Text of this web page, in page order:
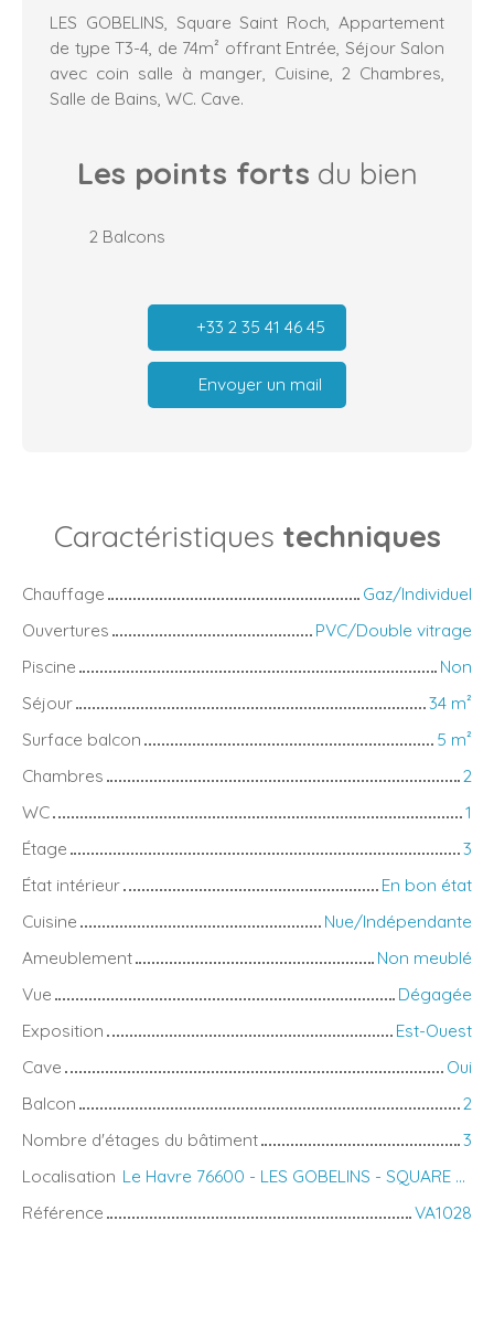
LES GOBELINS, Square Saint Roch, Appartement
de type T3-4, de 74m² offrant Entrée, Séjour Salon
avec coin salle à manger, Cuisine, 2 Chambres,
Salle de Bains, WC. Cave.
Les points forts du bien
2 Balcons
+33 2 35 41 46 45
Envoyer un mail
Caractéristiques techniques
Chauffage
Gaz/Individuel
Ouvertures
PVC/Double vitrage
Piscine
Non
Séjour
34 m²
Surface balcon
5 m²
Chambres
2
WC
1
Étage
3
État intérieur
En bon état
Cuisine
Nue/Indépendante
Ameublement
Non meublé
Vue
Dégagée
Exposition
Est-Ouest
Cave
Oui
Balcon
2
Nombre d'étages du bâtiment
3
Localisation
Le Havre 76600 - LES GOBELINS - SQUARE SAINT ROCH
Référence
VA1028